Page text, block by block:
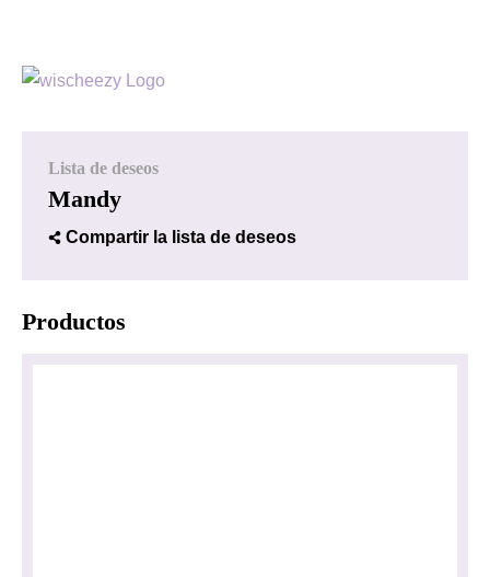
Lista de deseos
Mandy
Compartir la lista de deseos
Productos